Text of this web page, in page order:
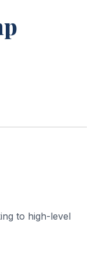
to high-level